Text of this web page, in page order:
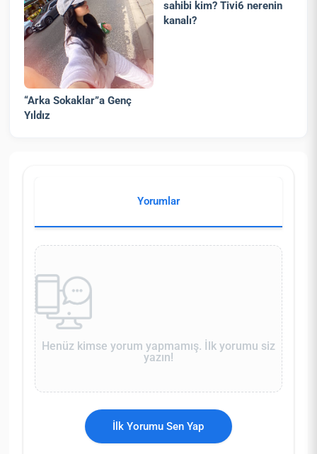
“Arka Sokaklar”a Genç
Yıldız
sahibi kim? Tivi6 nerenin
kanalı?
Yorumlar
Henüz kimse yorum yapmamış. İlk yorumu siz
yazın!
İlk Yorumu Sen Yap